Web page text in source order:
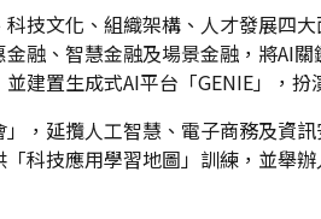
技文化、組織架構、人才發展四
融、智慧金融及場景金融，將AI
建置生成式AI平台「GENIE」，
，延攬人工智慧、電子商務及資
科技應用學習地圖」訓練，並舉